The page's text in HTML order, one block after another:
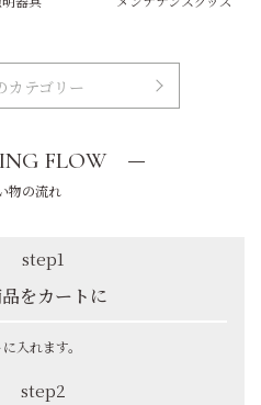
カテゴリー
FLOW
物の流れ
step1
をカートに
入れます。
step2